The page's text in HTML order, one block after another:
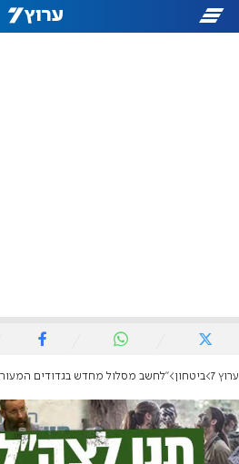
ערוץ 7 ביטחון "לחשב מסלול מחדש בגדודים